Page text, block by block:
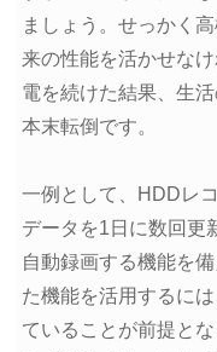
ましょう。せっかく
来の性能を活かせな
電を続けた結果、生
本末転倒です。
一例として、HDDレ
データを1日に数回更
自動録画する機能を
た機能を活用するに
ていることが前提と